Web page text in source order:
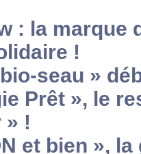
: la marque
!
seau »
Prêt », le
» !
et bien »,